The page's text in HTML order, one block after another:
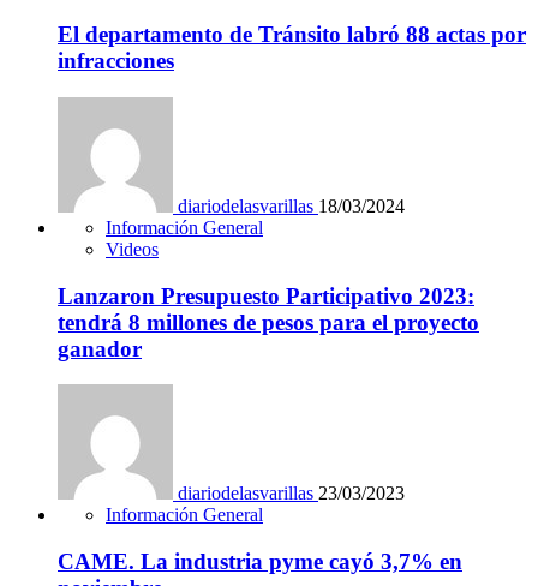
El departamento de Tránsito labró 88 actas por
infracciones
diariodelasvarillas 18/03/2024
Información General
Videos
Lanzaron Presupuesto Participativo 2023:
tendrá 8 millones de pesos para el proyecto
ganador
diariodelasvarillas 23/03/2023
Información General
CAME. La industria pyme cayó 3,7% en